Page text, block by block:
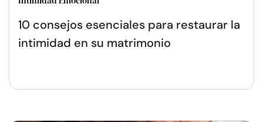
10 consejos esenciales para restaurar la
intimidad en su matrimonio